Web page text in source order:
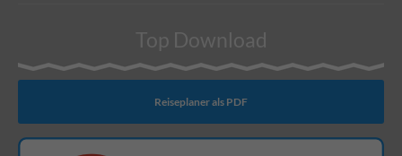
Top Download
Reiseplaner als PDF